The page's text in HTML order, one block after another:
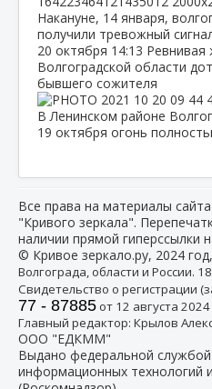
Накануне, 14 января,
получили тревожный
20 октября 14:13 Ревнивая
Волгоградской области
бывшего сожителя
В Ленинском районе
19 октября огонь
Все права на материалы
"Кривого зеркала".
наличии прямой гиперссылки
© Кривое зеркало.ру, 2024
Волгограда, области и России.
Свидетельство о регистрации
77 - 87885от 12 августа 2024
Главный редактор: Крылов
ООО "ЕДКММ"
Выдано федеральной
информационных технологий